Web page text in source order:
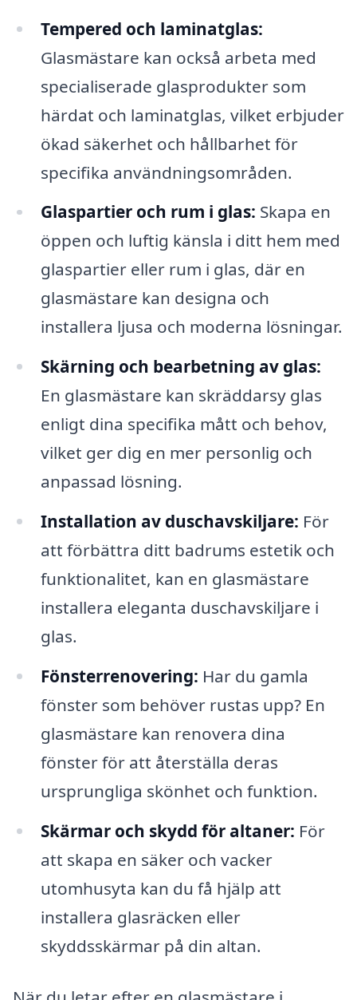
Tempered och laminatglas:
Glasmästare kan också arbeta med
specialiserade glasprodukter som
härdat och laminatglas, vilket erbjuder
ökad säkerhet och hållbarhet för
specifika användningsområden.
Glaspartier och rum i glas: Skapa en
öppen och luftig känsla i ditt hem med
glaspartier eller rum i glas, där en
glasmästare kan designa och
installera ljusa och moderna lösningar.
Skärning och bearbetning av glas:
En glasmästare kan skräddarsy glas
enligt dina specifika mått och behov,
vilket ger dig en mer personlig och
anpassad lösning.
Installation av duschavskiljare: För
att förbättra ditt badrums estetik och
funktionalitet, kan en glasmästare
installera eleganta duschavskiljare i
glas.
Fönsterrenovering: Har du gamla
fönster som behöver rustas upp? En
glasmästare kan renovera dina
fönster för att återställa deras
ursprungliga skönhet och funktion.
Skärmar och skydd för altaner: För
att skapa en säker och vacker
utomhusyta kan du få hjälp att
installera glasräcken eller
skyddsskärmar på din altan.